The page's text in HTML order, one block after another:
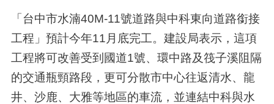
「台中市水湳40M-11號道路與中科東向道路銜接
工程」預計今年11月底完工。建設局表示，這項
工程將可改善受到國道1號、環中路及筏子溪阻隔
的交通瓶頸路段，更可分散市中心往返清水、龍
井、沙鹿、大雅等地區的車流，並連結中科與水